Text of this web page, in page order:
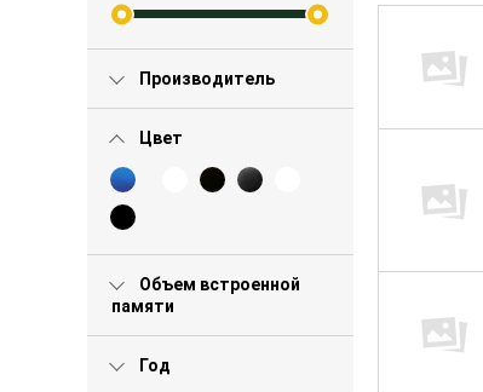
Производитель
Цвет
Объем встроенной
памяти
Год